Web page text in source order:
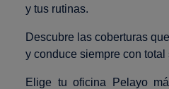
y tus rutinas.
Descubre las coberturas
y conduce siempre con total
Elige tu oficina Pelayo